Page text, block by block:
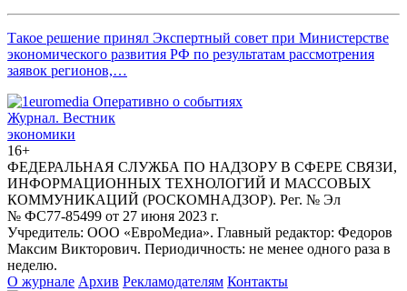
Такое решение принял Экспертный совет при Министерстве
экономического развития РФ по результатам рассмотрения
заявок регионов,…
Журнал. Вестник
экономики
16+
ФЕДЕРАЛЬНАЯ СЛУЖБА ПО НАДЗОРУ В СФЕРЕ СВЯЗИ,
ИНФОРМАЦИОННЫХ ТЕХНОЛОГИЙ И МАССОВЫХ
КОММУНИКАЦИЙ (РОСКОМНАДЗОР). Рег. № Эл
№ ФС77-85499 от 27 июня 2023 г.
Учредитель: ООО «ЕвроМедиа». Главный редактор: Федоров
Максим Викторович. Периодичность: не менее одного раза в
неделю.
О журнале Архив Рекламодателям Контакты